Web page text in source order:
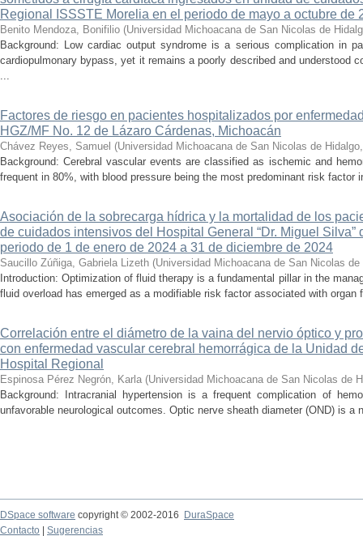
Regional ISSSTE Morelia en el periodo de mayo a octubre de
Benito Mendoza, Bonifilio (Universidad Michoacana de San Nicolas de
Background: Low cardiac output syndrome is a serious complication in
cardiopulmonary bypass, yet it remains a poorly described and understood
...
Factores de riesgo en pacientes hospitalizados por
HGZ/MF No. 12 de Lázaro Cárdenas, Michoacán
Chávez Reyes, Samuel (Universidad Michoacana de San Nicolas de Hidalgo
Background: Cerebral vascular events are classified as ischemic and
frequent in 80%, with blood pressure being the most predominant risk factor
Asociación de la sobrecarga hídrica y la mortalidad de los
de cuidados intensivos del Hospital General “Dr. Miguel
periodo de 1 de enero de 2024 a 31 de diciembre de 2024
Saucillo Zúñiga, Gabriela Lizeth (Universidad Michoacana de San Nicolas de
Introduction: Optimization of fluid therapy is a fundamental pillar in the
fluid overload has emerged as a modifiable risk factor associated with organ
Correlación entre el diámetro de la vaina del nervio óptico y
con enfermedad vascular cerebral hemorrágica de la Unidad
Hospital Regional
Espinosa Pérez Negrón, Karla (Universidad Michoacana de San Nicolas de
Background: Intracranial hypertension is a frequent complication of
unfavorable neurological outcomes. Optic nerve sheath diameter (OND) is a
DSpace software copyright © 2002-2016
DuraSpace
Contacto
Sugerencias